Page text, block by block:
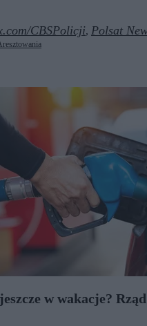
CBSPolicji, Polsat
w wakacje?